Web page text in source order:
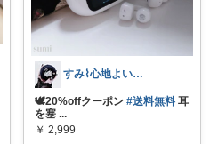
すみ⌇心地よい暮らし🐈♡
🕊20%offクーポン #送料無料 耳
を塞 ...
￥ 2,999